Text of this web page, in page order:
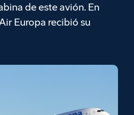
de este avión. En
Europa recibió su